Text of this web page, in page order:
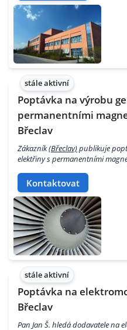
stále aktivní
Poptávka na výrobu
permanentními
Břeclav
Zákazník(Břeclav)publikuje
elektřiny s permanentními
Kontaktovat
stále aktivní
Poptávka na
Břeclav
Pan Jan Š. hledá dodavatele na